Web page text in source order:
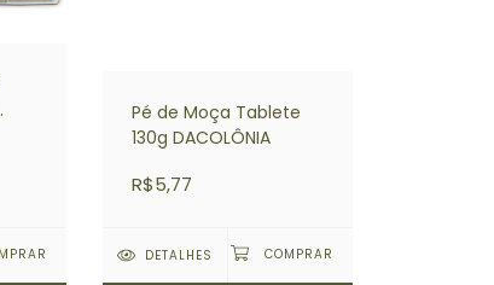
Pé de Moça Tablete
130g DACOLÔNIA
R$5,77
DETALHES